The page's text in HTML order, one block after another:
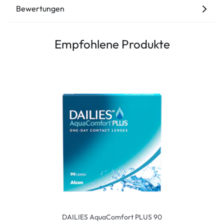
Bewertungen
Empfohlene Produkte
DAILIES AquaComfort PLUS 90